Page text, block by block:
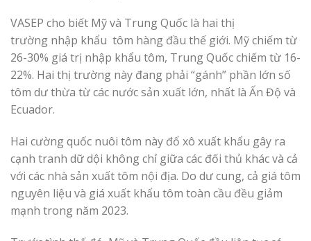
VASEP cho biết Mỹ và Trung Quốc là hai thị
trường nhập khẩu tôm hàng đầu thế giới. Mỹ chiếm từ
26-30% giá trị nhập khẩu tôm, Trung Quốc chiếm từ 16-
22%. Hai thị trường này đang phải “gánh” phần lớn số
tôm dư thừa từ các nước sản xuất lớn, nhất là Ấn Độ và
Ecuador.
Hai cường quốc nuôi tôm này đổ xô xuất khẩu gây ra
cạnh tranh dữ dội không chỉ giữa các đối thủ khác và cả
với các nhà sản xuất tôm nội địa. Do dư cung, cả giá tôm
nguyên liệu và giá xuất khẩu tôm toàn cầu đều giảm
mạnh trong năm 2023.